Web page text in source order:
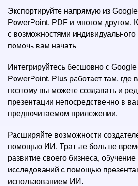
Экспортируйте напрямую из
PowerPoint, PDF и многом другом.
с возможностями индивидуального
помочь вам начать.
Интегрируйтесь бесшовно с
PowerPoint. Plus работает там, где
поэтому вы можете создавать и
презентации непосредственно в
предпочитаемом приложении.
Расширяйте возможности
помощью ИИ. Тратьте больше
развитие своего бизнеса,
исследований с помощью
использованием ИИ.